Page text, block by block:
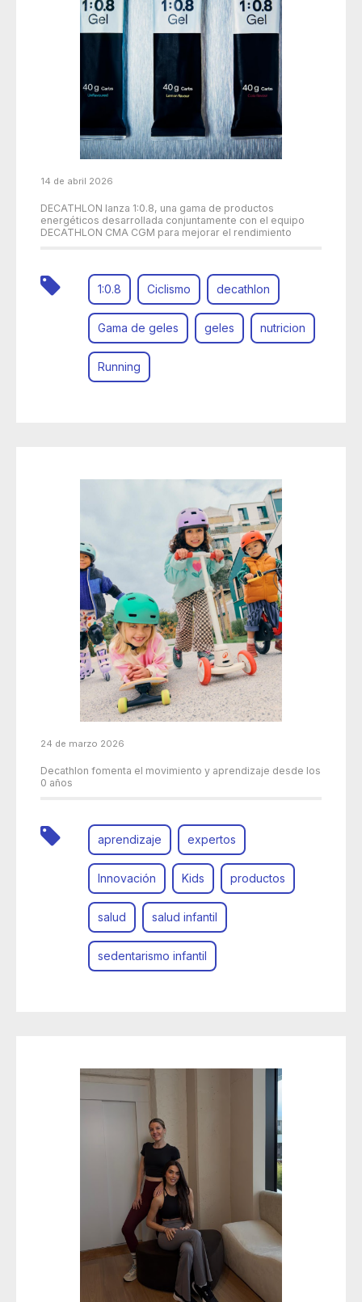
14 de abril 2026
DECATHLON lanza 1:0.8, una gama de productos
energéticos desarrollada conjuntamente con el equipo
DECATHLON CMA CGM para mejorar el rendimiento
1:0.8 Ciclismo decathlon
Gama de geles geles nutricion
Running
24 de marzo 2026
Decathlon fomenta el movimiento y aprendizaje desde los
0 años
aprendizaje expertos
Innovación Kids productos
salud salud infantil
sedentarismo infantil